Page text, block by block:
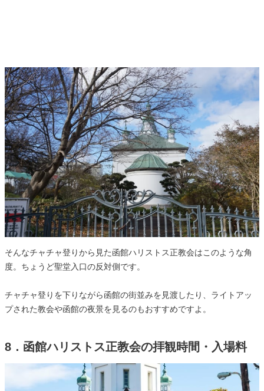
そんなチャチャ登りから見た函館ハリストス正教会はこのような角
度。ちょうど聖堂入口の反対側です。
チャチャ登りを下りながら函館の街並みを見渡したり、ライトアッ
プされた教会や函館の夜景を見るのもおすすめですよ。
8．函館ハリストス正教会の拝観時間・入場料